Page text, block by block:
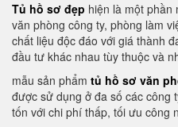
Tủ hồ sơ đẹp hiện là một phần
văn phòng công ty, phòng làm
chất liệu độc đáo với giá thành
đầu tư khác nhau tùy thuộc và
mẫu sản phẩm tủ hồ sơ văn
được sử dụng ở đa số các công
tốn với chi phí thấp, tối ưu công